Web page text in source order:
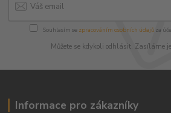
Souhlasím se zpracováním osobních údajůza
Můžete se kdykoli odhlásit. Zasíláme
Informace pro zákazníky